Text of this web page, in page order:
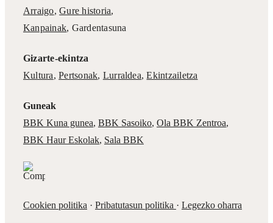
Arraigo,Gure historia,
Kanpainak, Gardentasuna
Gizarte-ekintza
Kultura,Pertsonak, Lurraldea,Ekintzailetza
Guneak
BBK Kuna gunea, BBK Sasoiko, Ola BBK Zentroa,
BBK Haur Eskolak, Sala BBK
Cookien politika · Pribatutasun politika · Legezko oharra